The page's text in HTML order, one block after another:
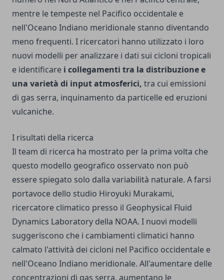
mentre le tempeste nel Pacifico occidentale e
nell'Oceano Indiano meridionale stanno diventando
meno frequenti. I ricercatori hanno utilizzato i loro
nuovi modelli per analizzare i dati sui cicloni tropicali
e identificare i collegamenti tra la distribuzione e
una varietà di input atmosferici, tra cui emissioni
di gas serra, inquinamento da particelle ed eruzioni
vulcaniche.
I risultati della ricerca
Il team di ricerca ha mostrato per la prima volta che
questo modello geografico osservato non può
essere spiegato solo dalla variabilità naturale. A farsi
portavoce dello studio Hiroyuki Murakami,
ricercatore climatico presso il Geophysical Fluid
Dynamics Laboratory della NOAA. I nuovi modelli
suggeriscono che i cambiamenti climatici hanno
calmato l'attività dei cicloni nel Pacifico occidentale e
nell'Oceano Indiano meridionale. All'aumentare delle
concentrazioni di gas serra, aumentano le